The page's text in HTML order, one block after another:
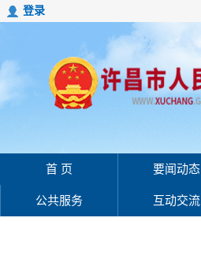
登录
首 页 要闻动态
公共服务 互动交流